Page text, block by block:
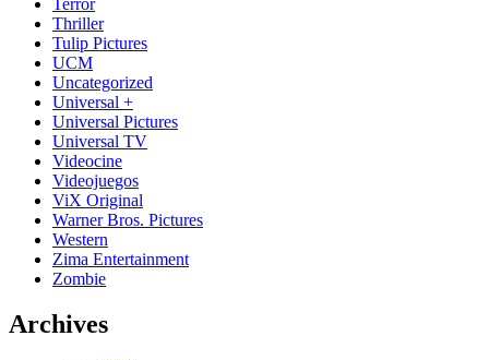
Thriller
Tulip Pictures
UCM
Uncategorized
Universal +
Universal Pictures
Universal TV
Videocine
Videojuegos
ViX Original
Warner Bros. Pictures
Western
Zima Entertainment
Zombie
Archives